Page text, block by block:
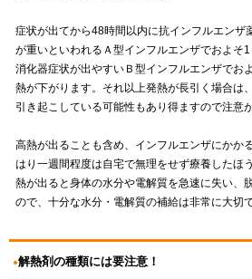
症状が出てから48時間以内に抗インフルエンザ
が重いといわれるＡ型インフルエンザでおよそ
消化器症状が出やすいＢ型インフルエンザでお
熱が下がります。それ以上発熱が長引く場合は
引き起こしている可能性もあり得ますので注意
高熱が出ることも含め、インフルエンザにかか
はり一週間程度は自宅で無理をせず療養したほ
熱が出ると身体の水分や電解質を急速に失い、
ので、十分な水分・電解質の補給は非常に大切で
解熱剤の種類には要注意！